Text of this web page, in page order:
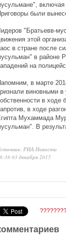
были
"Братьевв-
этой
в стране после
в районе
на
в марте
виновными в
в ходе
в ходе
Мухаммада
В
РИА Новости
03 декабря 2015